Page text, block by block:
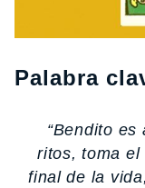
Palabra
“Bendito
ritos, toma el
final de la